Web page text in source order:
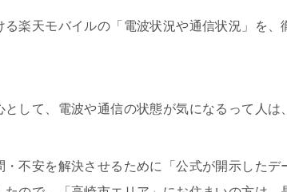
楽天モバイルの「電波状況や通信状況」を、
して、電波や通信の状態が気になるって人は
不安を解決させるために「公式が開示した